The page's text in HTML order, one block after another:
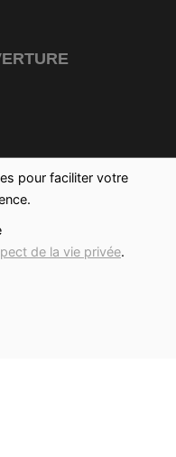
pour faciliter votre
de la vie privée.